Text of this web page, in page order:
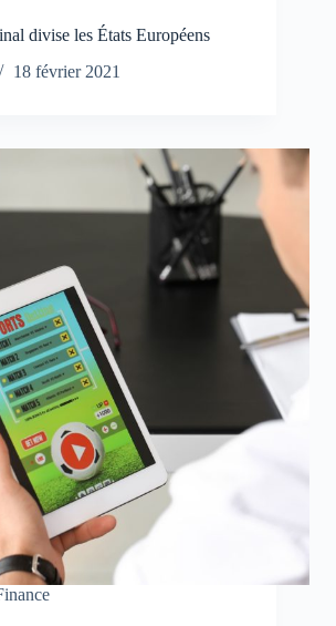
divise les États Européens
18 février 2021